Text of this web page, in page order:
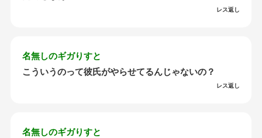
レス返し
名無しのギガりすと
こういうのって彼氏がやらせてるんじゃないの？
レス返し
名無しのギガりすと